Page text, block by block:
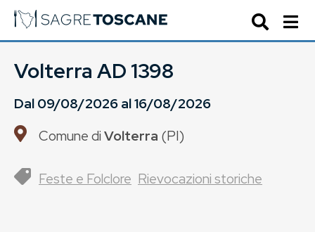
Volterra AD 1398
Dal09/08/2026al16/08/2026
Comune diVolterra (PI)
Feste e Folclore Rievocazioni storiche